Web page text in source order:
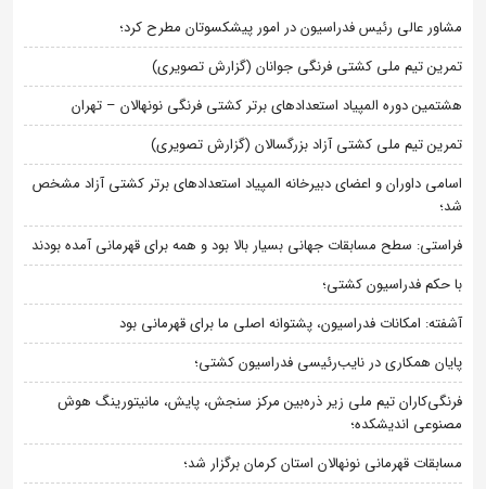
مشاور عالی رئیس فدراسیون در امور پیشکسوتان مطرح کرد؛
تمرین تیم ملی کشتی فرنگی جوانان (گزارش تصویری)
هشتمین دوره المپیاد استعدادهای برتر کشتی فرنگی نونهالان – تهران
تمرین تیم ملی کشتی آزاد بزرگسالان (گزارش تصویری)
اسامی داوران و اعضای دبیرخانه المپیاد استعدادهای برتر کشتی آزاد مشخص
شد؛
فراستی: سطح مسابقات جهانی بسیار بالا بود و همه برای قهرمانی آمده بودند
با حکم فدراسیون کشتی؛
آشفته: امکانات فدراسیون، پشتوانه اصلی ما برای قهرمانی بود
پایان همکاری در نایب‌رئیسی فدراسیون کشتی؛
فرنگی‌کاران تیم ملی زیر ذره‌بین مرکز سنجش، پایش، مانیتورینگ هوش
مصنوعی اندیشکده؛
مسابقات قهرمانی نونهالان استان کرمان برگزار شد؛